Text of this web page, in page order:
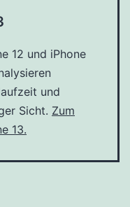
12 und iPhone
und
Sicht. Zum
13.